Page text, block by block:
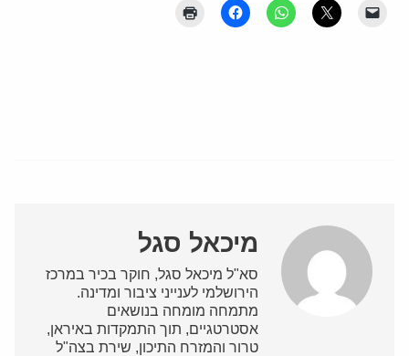
מיכאל סגל
סא"ל מיכאל סגל, חוקר בכיר במרכז
הירושלמי לענייני ציבור ומדינה.
מתמחה מומחה בנושאים
אסטרטגיים, תוך התמקדות באיראן,
טרור והמזרח התיכון, שירת בצה"ל